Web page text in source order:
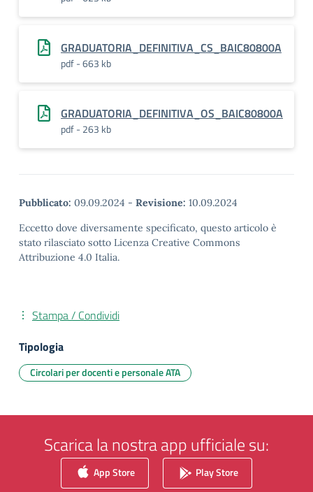
GRADUATORIA_DEFINITIVA_CS_BAIC80800A
pdf - 663 kb
GRADUATORIA_DEFINITIVA_OS_BAIC80800A
pdf - 263 kb
Pubblicato: 09.09.2024 - Revisione: 10.09.2024
Eccetto dove diversamente specificato, questo articolo è
stato rilasciato sotto Licenza Creative Commons
Attribuzione 4.0 Italia.
Stampa / Condividi
Tipologia
Circolari per docenti e personale ATA
Scarica la nostra app ufficiale su:
App Store Play Store